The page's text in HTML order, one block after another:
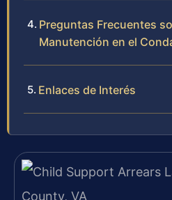
Preguntas Frecuentes
Manutención en el
Enlaces de Interés